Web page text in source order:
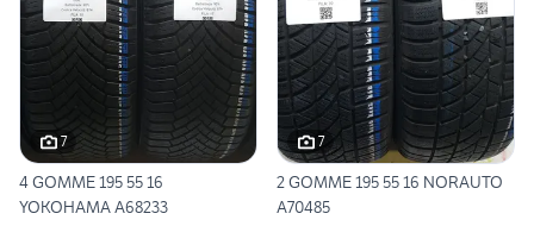
7
4 GOMME 195 55 16
YOKOHAMA A68233
7
2 GOMME 195 55 16 NORAUTO
A70485